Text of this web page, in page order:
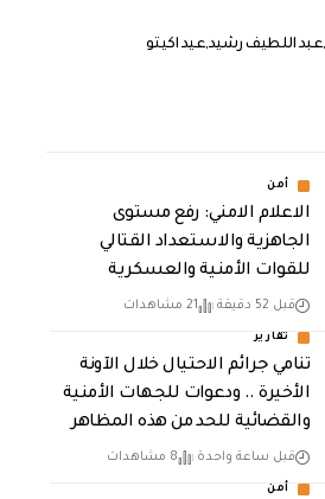
عبد اللطيف رشيدعيد اكيتو
أمن
الاعلام الامني: رفع مستوى
الجاهزية والاستعداد القتالي
للقوات الأمنية والعسكرية
قبل 52 دقيقة 21 مشاهدات
تقارير
تنامي جرائم الاحتيال خلال الآونة
الأخيرة .. ودعوات للجهات الأمنية
والقضائية للحد من هذه المظاهر
قبل ساعة واحدة 8 مشاهدات
أمن